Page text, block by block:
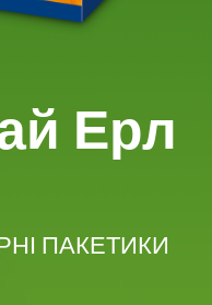
Ерл
ПАКЕТИКИ